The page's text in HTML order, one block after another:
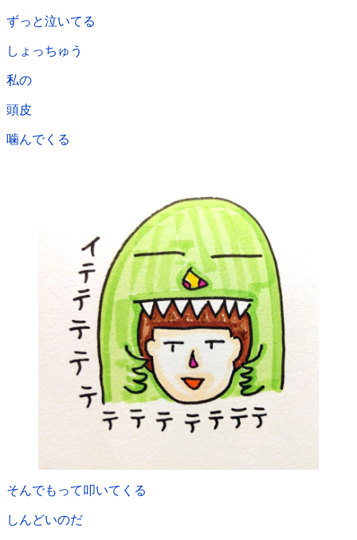
ずっと泣いてる
しょっちゅう
私の
頭皮
噛んでくる
そんでもって叩いてくる
しんどいのだ